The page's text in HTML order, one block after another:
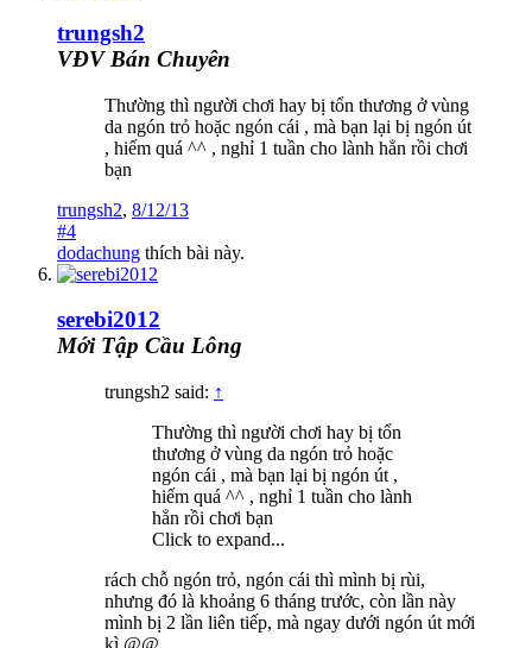
trungsh2
VĐV Bán Chuyên
Thường thì người chơi hay bị tổn thương ở vùng
da ngón trỏ hoặc ngón cái , mà bạn lại bị ngón út
, hiếm quá ^^ , nghỉ 1 tuần cho lành hẳn rồi chơi
bạn
trungsh2, 8/12/13
#4
dodachung thích bài này.
serebi2012
Mới Tập Cầu Lông
trungsh2 said: ↑
Thường thì người chơi hay bị tổn
thương ở vùng da ngón trỏ hoặc
ngón cái , mà bạn lại bị ngón út ,
hiếm quá ^^ , nghỉ 1 tuần cho lành
hẳn rồi chơi bạn
Click to expand...
rách chỗ ngón trỏ, ngón cái thì mình bị rùi,
nhưng đó là khoảng 6 tháng trước, còn lần này
mình bị 2 lần liên tiếp, mà ngay dưới ngón út mới
kì @@